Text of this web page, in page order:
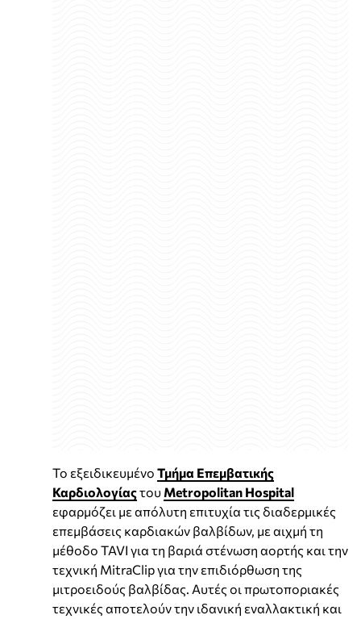
Το εξειδικευμένο Τμήμα Επεμβατικής
Καρδιολογίαςτου Metropolitan Hospital
εφαρμόζει με απόλυτη επιτυχία τις διαδερμικές
επεμβάσεις καρδιακών βαλβίδων, με αιχμή τη
μέθοδο TAVI για τη βαριά στένωση αορτής και την
τεχνική MitraClip για την επιδιόρθωση της
μιτροειδούς βαλβίδας. Αυτές οι πρωτοποριακές
τεχνικές αποτελούν την ιδανική εναλλακτική και